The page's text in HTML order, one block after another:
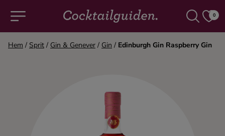
0
Alla cocktails & drinkar
Hem / Sprit / Gin & Genever / Gin / Edinburgh Gin Raspberry Gin